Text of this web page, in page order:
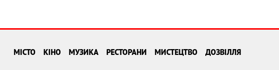
МІСТО КІНО МУЗИКА РЕСТОРАНИ МИСТЕЦТВО ДОЗВІЛЛЯ